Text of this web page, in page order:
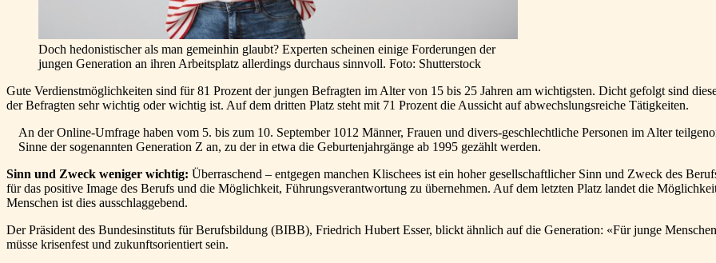
Doch hedonistischer als man gemeinhin glaubt? Experten scheinen einige Forderungen der
jungen Generation an ihren Arbeitsplatz allerdings durchaus sinnvoll. Foto: Shutterstock
Gute Verdienstmöglichkeiten sind für 81 Prozent der jungen Befragten im Alter von 15 bis 25 Jahren am wichtigsten. Dicht gefolgt sind
der Befragten sehr wichtig oder wichtig ist. Auf dem dritten Platz steht mit 71 Prozent die Aussicht auf abwechslungsreiche Tätigkeiten.
An der Online-Umfrage haben vom 5. bis zum 10. September 1012 Männer, Frauen und divers-geschlechtliche Personen im Alter
Sinne der sogenannten Generation Z an, zu der in etwa die Geburtenjahrgänge ab 1995 gezählt werden.
Sinn und Zweck weniger wichtig: Überraschend – entgegen manchen Klischees ist ein hoher gesellschaftlicher Sinn und Zweck des
für das positive Image des Berufs und die Möglichkeit, Führungsverantwortung zu übernehmen. Auf dem letzten Platz landet die
Menschen ist dies ausschlaggebend.
Der Präsident des Bundesinstituts für Berufsbildung (BIBB), Friedrich Hubert Esser, blickt ähnlich auf die Generation: «Für junge
müsse krisenfest und zukunftsorientiert sein.